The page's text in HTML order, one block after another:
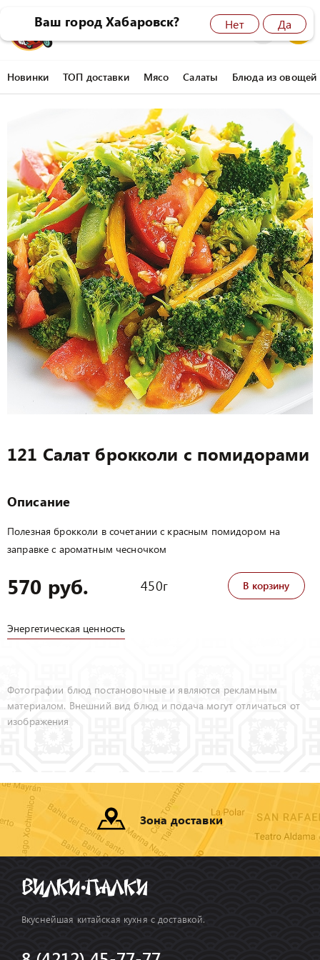
8 (4212) 45-77-77 0
Новинки ТОП доставки Мясо Салаты Блюда из овощей
121 Салат брокколи с помидорами
Описание
Полезная брокколи в сочетании с красным помидором на
заправке с ароматным чесночком
570 руб. 450г В корзину
Энергетическая ценность
Фотографии блюд постановочные и являются рекламным
материалом. Внешний вид блюд и подача могут отличаться от
изображения
Зона доставки
Вкуснейшая китайская кухня с доставкой.
Ваш город Хабаровск? Да
Нет